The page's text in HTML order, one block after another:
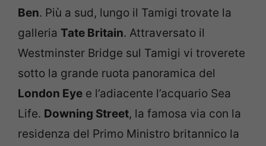
Ben. Più a sud, lungo il Tamigi trovate la
galleria Tate Britain. Attraversato il
Westminster Bridge sul Tamigi vi troverete
sotto la grande ruota panoramica del
London Eye e l’adiacente l’acquario Sea
Life. Downing Street, la famosa via con la
residenza del Primo Ministro britannico la